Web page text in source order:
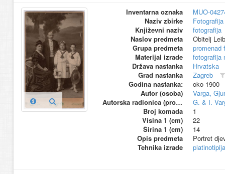
Inventarna oznaka
MUO-
Naziv zbirke
Književni naziv
fotografija
Naslov predmeta
Obitelj
Grupa predmeta
promenad
Materijal izrade
fotografija
Država nastanka
Hrvatska
Grad nastanka
Zagreb
Godina nastanka:
oko 1900
Autor (osoba)
Varga,
Autorska radionica (proizvođač)
G. & I.
Broj komada
1
Visina 1 (cm)
22
Širina 1 (cm)
14
Opis predmeta
Portret
Tehnika izrade
platinotipija